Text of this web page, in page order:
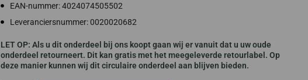
EAN-nummer: 4024074505502
Leveranciersnummer: 0020020682
LET OP: Als u dit onderdeel bij ons koopt gaan wij er vanuit dat u uw oude
onderdeel retourneert. Dit kan gratis met het meegeleverde retourlabel. Op
deze manier kunnen wij dit circulaire onderdeel aan blijven bieden.